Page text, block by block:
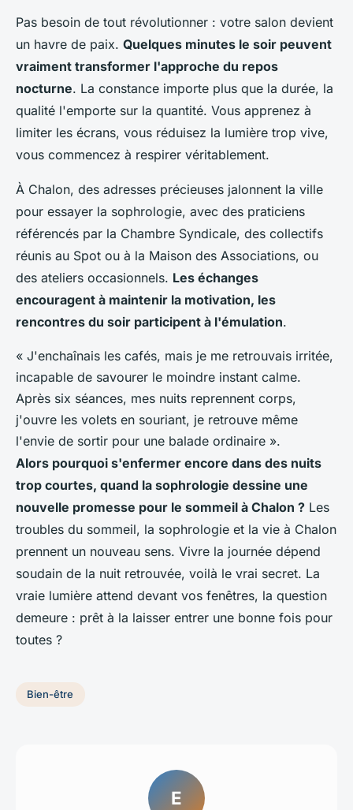
Pas besoin de tout révolutionner : votre salon devient
un havre de paix. Quelques minutes le soir peuvent
vraiment transformer l'approche du repos
nocturne. La constance importe plus que la durée, la
qualité l'emporte sur la quantité. Vous apprenez à
limiter les écrans, vous réduisez la lumière trop vive,
vous commencez à respirer véritablement.
À Chalon, des adresses précieuses jalonnent la ville
pour essayer la sophrologie, avec des praticiens
référencés par la Chambre Syndicale, des collectifs
réunis au Spot ou à la Maison des Associations, ou
des ateliers occasionnels. Les échanges
encouragent à maintenir la motivation, les
rencontres du soir participent à l'émulation.
« J'enchaînais les cafés, mais je me retrouvais irritée,
incapable de savourer le moindre instant calme.
Après six séances, mes nuits reprennent corps,
j'ouvre les volets en souriant, je retrouve même
l'envie de sortir pour une balade ordinaire ».
Alors pourquoi s'enfermer encore dans des nuits
trop courtes, quand la sophrologie dessine une
nouvelle promesse pour le sommeil à Chalon ? Les
troubles du sommeil, la sophrologie et la vie à Chalon
prennent un nouveau sens. Vivre la journée dépend
soudain de la nuit retrouvée, voilà le vrai secret. La
vraie lumière attend devant vos fenêtres, la question
demeure : prêt à la laisser entrer une bonne fois pour
toutes ?
Bien-être
E